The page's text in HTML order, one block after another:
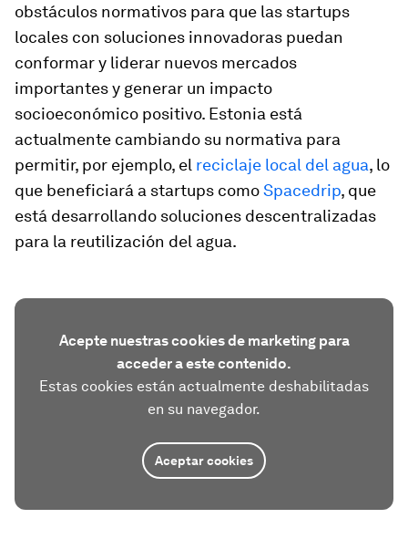
obstáculos normativos para que las startups
locales con soluciones innovadoras puedan
conformar y liderar nuevos mercados
importantes y generar un impacto
socioeconómico positivo. Estonia está
actualmente cambiando su normativa para
permitir, por ejemplo, el reciclaje local del agua, lo
que beneficiará a startups comoSpacedrip, que
está desarrollando soluciones descentralizadas
para la reutilización del agua.
Acepte nuestras cookies de marketing para
acceder a este contenido.
Estas cookies están actualmente deshabilitadas
en su navegador.
Aceptar cookies